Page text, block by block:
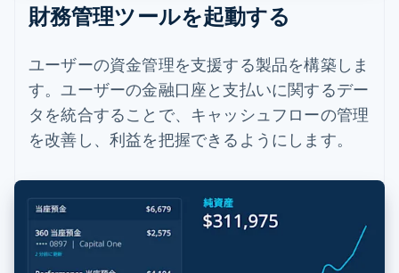
財務管理ツールを起動する
ユーザーの資金管理を支援する製品を構築しま
す。ユーザーの金融口座と支払いに関するデー
タを統合することで、キャッシュフローの管理
を改善し、利益を把握できるようにします。